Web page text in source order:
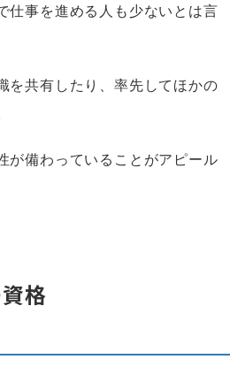
仕事を進める人も少ないとは言
を共有したり、率先してほかの
が備わっていることがアピール
格